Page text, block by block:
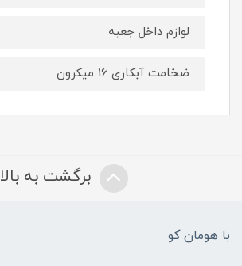
لوازم داخل جعبه
ضخامت آبکاری 16 میکرون
برگشت به بالا
با هومان کو